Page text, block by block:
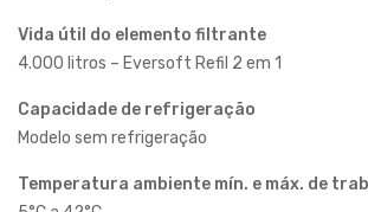
Vida útil do elemento filtrante
4.000 litros – Eversoft Refil 2 em 1
Capacidade de refrigeração
Modelo sem refrigeração
Temperatura ambiente mín. e máx. de